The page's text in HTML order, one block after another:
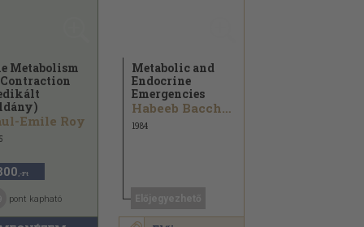
Metabolism
Emile Roy
,-Ft
pont kapható
Metabolic and
Endocrine
Emergencies
Habeeb Bacchus
1984